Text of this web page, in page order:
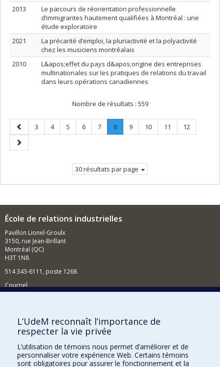
2013
Le parcours de réorientation professionnelle
d’immigrantes hautement qualifiées à Montréal : une
étude exploratoire
2021
La précarité d’emploi, la pluriactivité et la polyactivité
chez les musiciens montréalais
2010
L&apos;effet du pays d&apos;origine des entreprises
multinationales sur les pratiques de relations du travail
dans leurs opérations canadiennes
Nombre de résultats : 559
Page
précédente
Page
3 Page
4 Page
5 Page
6 Page
7 Page
8.
Page
Page
9 Page
10 Page
11 Page
12
Page
suivante
30 résultats par page
École de relations industrielles
Pavillon Lionel-Groulx
3150, rue Jean-Brillant
Montréal (QC)
H3T 1N8
514 343-6111, poste 1268
Courriel
Comment soutenir l'École?
BESOIN D'AIDE?
Plan du site
Signaler une erreur
L’UdeM reconnaît l’importance de
respecter la vie privée
L’utilisation de témoins nous permet d’améliorer et de
personnaliser votre expérience Web. Certains témoins
sont obligatoires pour assurer le fonctionnement et la